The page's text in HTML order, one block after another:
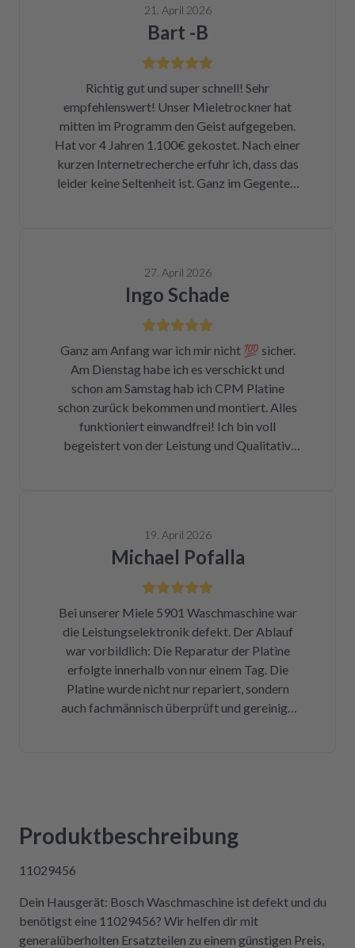
21. April 2026
Bart -B
Richtig gut und super schnell! Sehr
empfehlenswert! Unser Mieletrockner hat
mitten im Programm den Geist aufgegeben.
Hat vor 4 Jahren 1.100€ gekostet. Nach einer
kurzen Internetrecherche erfuhr ich, dass das
leider keine Seltenheit ist. Ganz im Gegenteil.
Modell und Fehler eingegeben und dann hatte
ich die Wahl, eine refurbished Platine für
139€ zu kaufen oder meine kaputte Platine
einzusenden und für 99€ reparieren zu lassen.
Der Ausbau war kein Hexenwerk. Ein paar
Fotos für den Wiedereinbau gemacht. Eine
halbe Stunde, nachdem mein Paket
angekommen war, bekam ich eine Rechnung
der Reparatur und das Teil war wieder auf
dem Rückweg zu mir!!! Unglaublich. Leider
und angemacht. Und tada! Er läuft wieder! Ein
Träumchen. Danke, danke, danke. Wilk gar
nicht erst wissen, was der Mieltechniker
Zukunft nicht wieder auf repartly
zurückgreifen müssen. Aber gut zu wissen,
dass es diese Möglichkeit gibt! Werden wir
definitiv weiter empfehlen.
27. April 2026
Ingo Schade
Ganz am Anfang war ich mir nicht 💯 sicher.
Am Dienstag habe ich es verschickt und
schon am Samstag hab ich CPM Platine
schon zurück bekommen und montiert. Alles
funktioniert einwandfrei! Ich bin voll
begeistert von der Leistung und Qualitativ.
19. April 2026
Michael Pofalla
Bei unserer Miele 5901 Waschmaschine war
die Leistungselektronik defekt. Der Ablauf
war vorbildlich: Die Reparatur der Platine
erfolgte innerhalb von nur einem Tag. Die
Platine wurde nicht nur repariert, sondern
auch fachmännisch überprüft und gereinigt.
Der Aus- und Einbau der Platine war dank der
Produktbeschreibung
11029456
Dein Hausgerät: Bosch Waschmaschine ist defekt und du
benötigst eine 11029456? Wir helfen dir mit
generalüberholten Ersatzteilen zu einem günstigen Preis,